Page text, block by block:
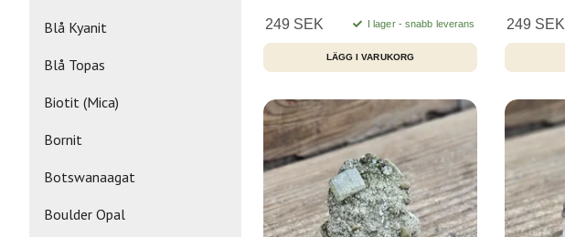
Blå Kyanit
Blå Topas
Biotit (Mica)
Bornit
Botswanaagat
Boulder Opal
249 SEK I lager - snabb leverans 249 SEK